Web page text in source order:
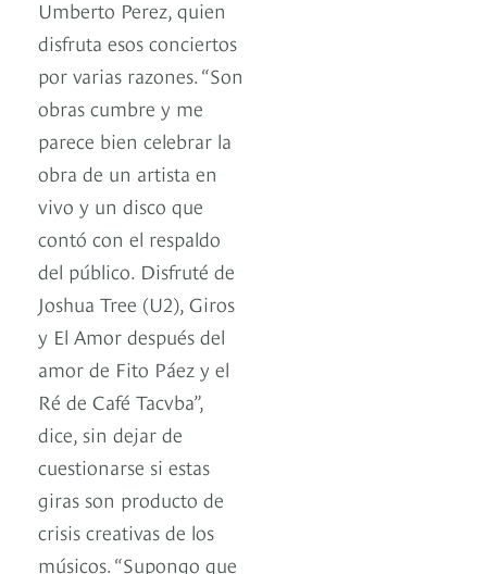
Umberto Perez, quien
disfruta esos conciertos
por varias razones. “Son
obras cumbre y me
parece bien celebrar la
obra de un artista en
vivo y un disco que
contó con el respaldo
del público. Disfruté de
Joshua Tree (U2), Giros
y El Amor después del
amor de Fito Páez y el
Ré de Café Tacvba”,
dice, sin dejar de
cuestionarse si estas
giras son producto de
crisis creativas de los
músicos. “Supongo que